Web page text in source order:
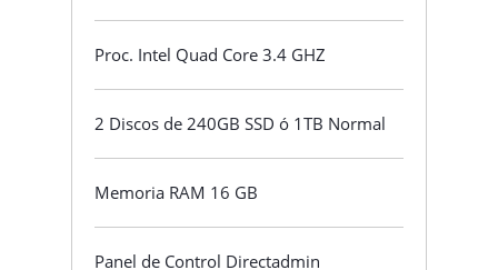
Proc. Intel Quad Core 3.4 GHZ
2 Discos de 240GB SSD ó 1TB Normal
Memoria RAM 16 GB
Panel de Control Directadmin